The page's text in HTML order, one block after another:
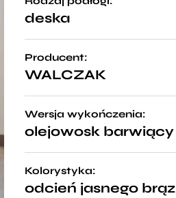
deska
Producent:
WALCZAK
Wersja wykończenia:
olejowosk barwiący
Kolorystyka:
odcień jasnego